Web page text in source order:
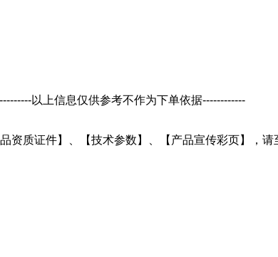
以上信息仅供参考不作为下单依据------------
资质证件】、【技术参数】、【产品宣传彩页】，请